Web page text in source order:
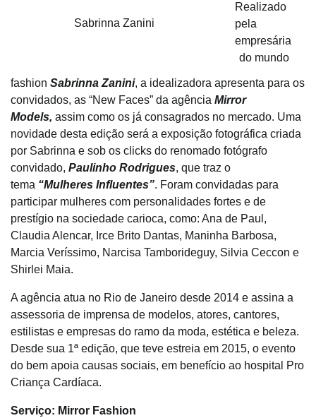
Sabrinna Zanini
Realizado
pela
empresária
do mundo
fashion Sabrinna Zanini, a idealizadora apresenta para os
convidados, as “New Faces” da agência Mirror
Models, assim como os já consagrados no mercado. Uma
novidade desta edição será a exposição fotográfica criada
por Sabrinna e sob os clicks do renomado fotógrafo
convidado, Paulinho Rodrigues, que traz o
tema “Mulheres Influentes”. Foram convidadas para
participar mulheres com personalidades fortes e de
prestígio na sociedade carioca, como: Ana de Paul,
Claudia Alencar, Irce Brito Dantas, Maninha Barbosa,
Marcia Veríssimo, Narcisa Tamborideguy, Silvia Ceccon e
Shirlei Maia.
A agência atua no Rio de Janeiro desde 2014 e assina a
assessoria de imprensa de modelos, atores, cantores,
estilistas e empresas do ramo da moda, estética e beleza.
Desde sua 1ª edição, que teve estreia em 2015, o evento
do bem apoia causas sociais, em benefício ao hospital Pro
Criança Cardíaca.
Serviço: Mirror Fashion